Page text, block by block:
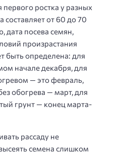
первого ростка у разных
составляет от 60 до 70
дата посева семян,
произрастания
быть определена: для
начале декабря, для
— это февраль,
обогрева — март, для
грунт — конец марта-
рассаду не
семена слишком